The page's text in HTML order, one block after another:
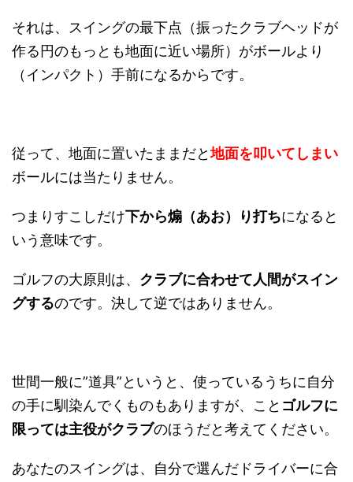
それは、スイングの最下点（振ったクラブヘッドが
作る円のもっとも地面に近い場所）がボールより
（インパクト）手前になるからです。
従って、地面に置いたままだと地面を叩いてしまい
ボールには当たりません。
つまりすこしだけ下から煽（あお）り打ちになると
いう意味です。
ゴルフの大原則は、 クラブに合わせて人間がスイン
グするのです。決して逆ではありません。
世間一般に”道具”というと、使っているうちに自分
の手に馴染んでくものもありますが、こと ゴルフに
限っては主役がクラブのほうだと考えてください。
あなたのスイングは、自分で選んだドライバーに合